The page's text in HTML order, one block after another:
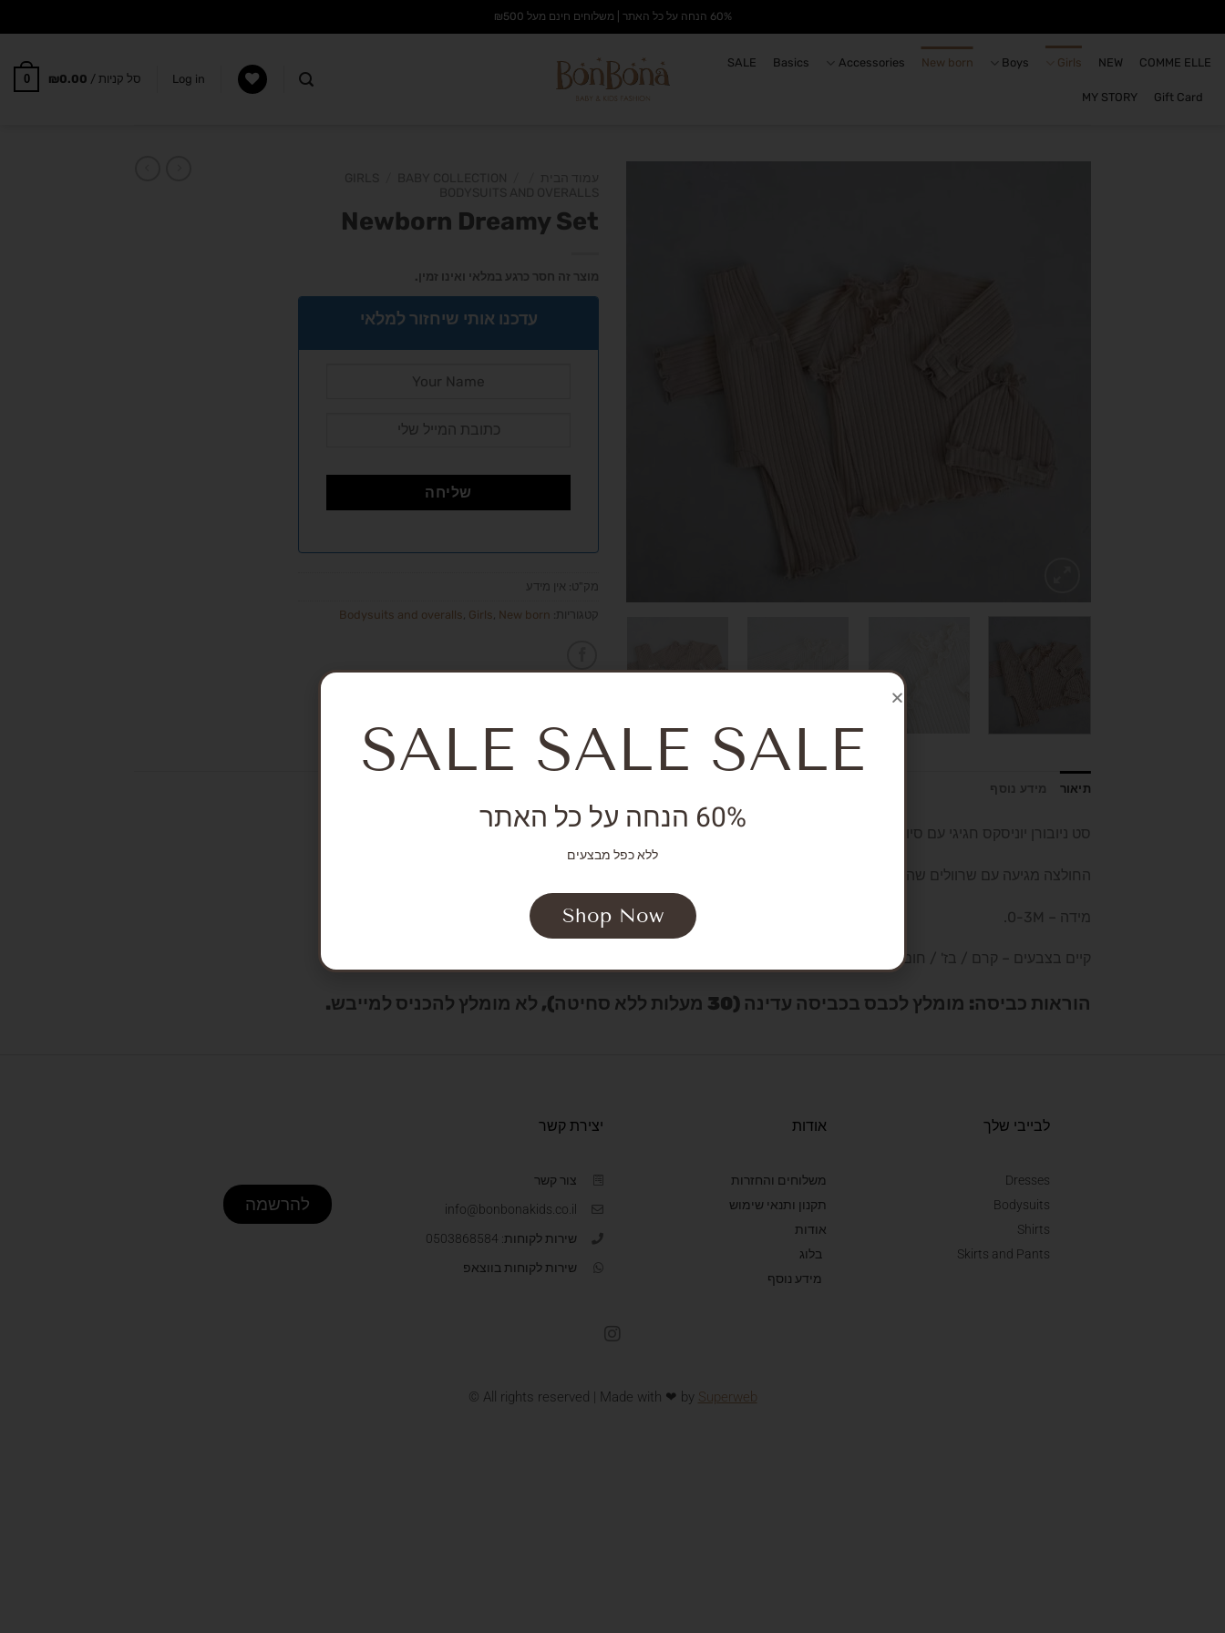
60% הנחה על כל האתר | משלוחים חינם מעל ₪500
COMME ELLE
NEW
Girls
Boys
New born
Accessories
Basics
SALE
Gift Card
MY STORY
Log in סל קניות / ₪0.00
0
Newborn Dreamy Set
מוצר זה חסר כרגע במלאי ואינו זמין.
עדכנו אותי שיחזור למלאי
מק"ט: אין מידע
קטגוריות: Bodysuits and overalls Girls New born
תיאור מידע נוסף
סט ניובורן יוניסקס חגיגי עם סיומת מסולסלת מיוחדת המורכבת מ-3 חלקים – חולצת מעטפת + מכנס+ כובע תואם.
החולצה מגיעה עם שרוולים שהופכים לכפפות להגנה ושמירה מציפורניים של התינוק.
מידה – 0-3M.
קיים בצבעים – קרם / בז' / חום קאמל.
הוראות כביסה: מומלץ לכבס בכביסה עדינה (30 מעלות ללא סחיטה), לא מומלץ להכניס למייבש.
לבייבי שלך
Dresses
Bodysuits
Shirts
Skirts and Pants
אודות
משלוחים והחזרות
תקנון ותנאי שימוש
אודות
בלוג
מידע נוסף
יצירת קשר
צור קשר
info@bonbonakids.co.il
שירות לקוחות: 0503868584
שירות לקוחות בווצאפ
להרשמה
© All rights reserved | Made with ❤ by Superweb
SALE SALE SALE
60% הנחה על כל האתר
ללא כפל מבצעים
Shop Now